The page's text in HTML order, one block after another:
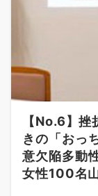
【No.6】
きの「おっ
意欠陥多動
女性100名